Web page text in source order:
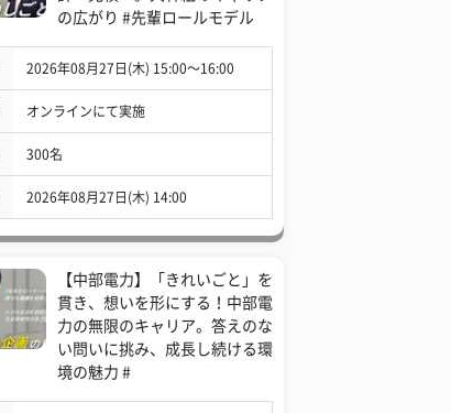
の広がり #先輩ロールモデル
2026年08月27日(木) 15:00〜16:00
オンラインにて実施
300名
2026年08月27日(木) 14:00
【中部電力】「きれいごと」を
貫き、想いを形にする！中部電
力の無限のキャリア。答えのな
い問いに挑み、成長し続ける環
境の魅力 #